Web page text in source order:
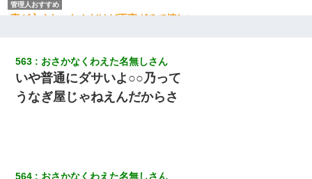
妻が亡くなったんだけど正直ガチで嬉しい
私「結婚やめるわ」 婚約者「え？なんでなんで？」 → 放置した
結果…｜生活｜ワロタあんてな
【修羅場】彼女親「カスな家柄のヤツなんかと家族になるのはご
563 おさかなくわえた名無しさん
いや普通にダサいよ○○乃って
うなぎ屋じゃねえんだからさ
564 おさかなくわえた名無しさん